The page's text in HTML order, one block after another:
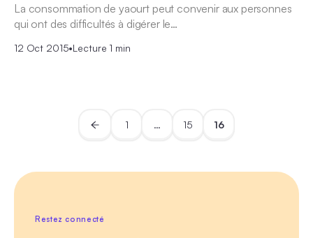
La consommation de yaourt peut convenir aux personnes
qui ont des difficultés à digérer le…
12 Oct 2015•Lecture 1 min
1 … 15 16
Restez connecté